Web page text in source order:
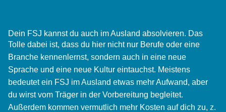
Dein FSJ kannst du auch im Ausland absolvieren. Das
Tolle dabei ist, dass du hier nicht nur Berufe oder eine
Branche kennenlernst, sondern auch in eine neue
Sprache und eine neue Kultur eintauchst. Meistens
bedeutet ein FSJ im Ausland etwas mehr Aufwand, aber
du wirst vom Träger in der Vorbereitung begleitet.
Außerdem kommen vermutlich mehr Kosten auf dich zu, z.